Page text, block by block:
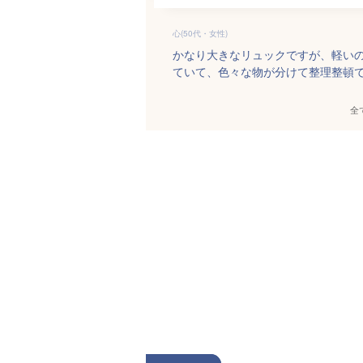
心(50代・女性)
かなり大きなリュックですが、軽い
ていて、色々な物が分けて整理整頓
全